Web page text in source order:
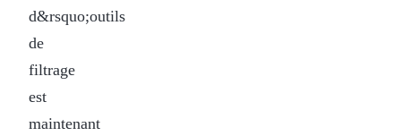
d&rsquo;outils
de
filtrage
est
maintenant